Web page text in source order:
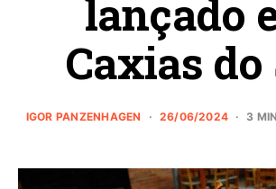
lançado
Caxias do
IGOR PANZENHAGEN 26/06/2024 3